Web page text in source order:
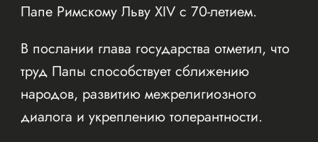
Папе Римскому Льву XIV с 70-летием.
В послании глава государства отметил, что
труд Папы способствует сближению
народов, развитию межрелигиозного
диалога и укреплению толерантности.